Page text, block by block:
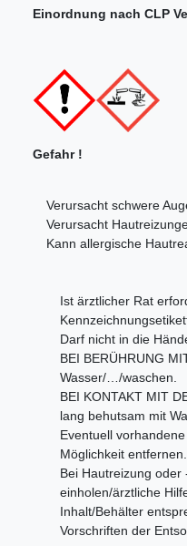
Einordnung nach CLP
Gefahr !
Verursacht schwere
Verursacht
Kann allergische
Ist ärztlicher Rat
Darf nicht in die
BEI BERÜHRUNG
Wasser/…/waschen.
BEI KONTAKT MIT
lang behutsam mit
Eventuell
Möglichkeit
Bei Hautreizung oder
einholen/ärztliche
Inhalt/Behälter
Vorschriften der